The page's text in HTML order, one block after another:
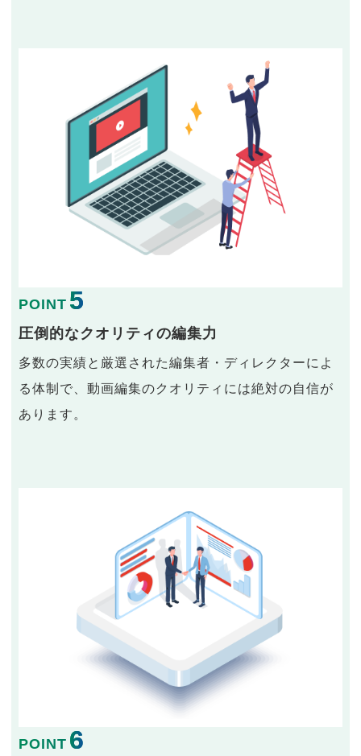
POINT 5
圧倒的なクオリティの編集力
多数の実績と厳選された編集者・ディレクターによ
る体制で、動画編集のクオリティには絶対の自信が
あります。
POINT 6